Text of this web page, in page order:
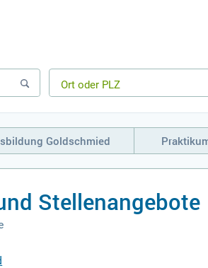
Goldschmied
Stellenangebote